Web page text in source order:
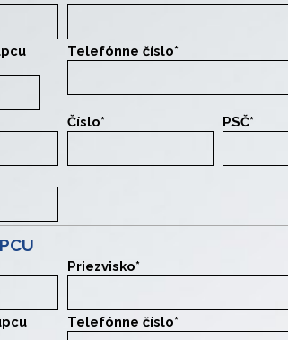
Telefónne číslo*
Číslo* PSČ*
Priezvisko*
Telefónne číslo*